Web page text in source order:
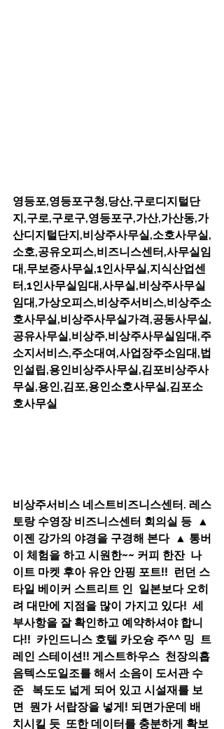
영등포,영등포구청,당산,구로디지털단
지,구로,구로구,영등포구,가산,가산동,가
산디지털단지,비상주사무실,소호사무실,
소호,공유오피스,비즈니스센터,사무실임
대,무보증사무실,1인사무실,지식산업센
터,1인사무실임대,사무실,비상주사무실
임대,가상오피스,비상주서비스,비상주소
호사무실,비상주사무실가격,공동사무실,
공유사무실,비상주,비상주사무실임대,주
소지서비스,주소대여,사업장주소임대,법
인설립,용인비상주사무실,김포비상주사
무실,용인,김포,용인소호사무실,김포소
호사무실
비상주서비스 네스트비즈니스센터. 레스
토랑 수영장 비즈니스센터 회의실 등  ▲
이젠 강가의 야경을 구경해 본다  ▲ 통버
이 체험을 하고 시원한~~ 커피 한잔  나
이트 마켓 후아 유안 안핑 포트!!  런던 스
타일 베이커 스트리트 인  일본보다 오히
려 대만에 지점을 많이 가지고 있다!  세
부사항을 잘 확인하고 예약하셔야 합니
다!!  카인드니스 호텔 카오슝 주^^ 밍  트
레인 스테이션!! 게스트하우스  천장의흡
음텍스도일조를 해서 소음이 도서관 수
준   복도도 넓게 되어 있고 시설재를 보
면  뭔가 서랍장을 넣게! 되면가운데 배
치시킬 듯  또한 데이터를 충분하게 확보